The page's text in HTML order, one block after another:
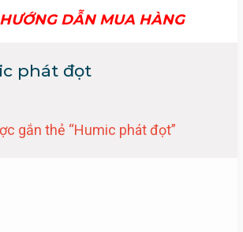
DẪN MUA HÀNG
phát đọt
gắn thẻ “Humic phát đọt”